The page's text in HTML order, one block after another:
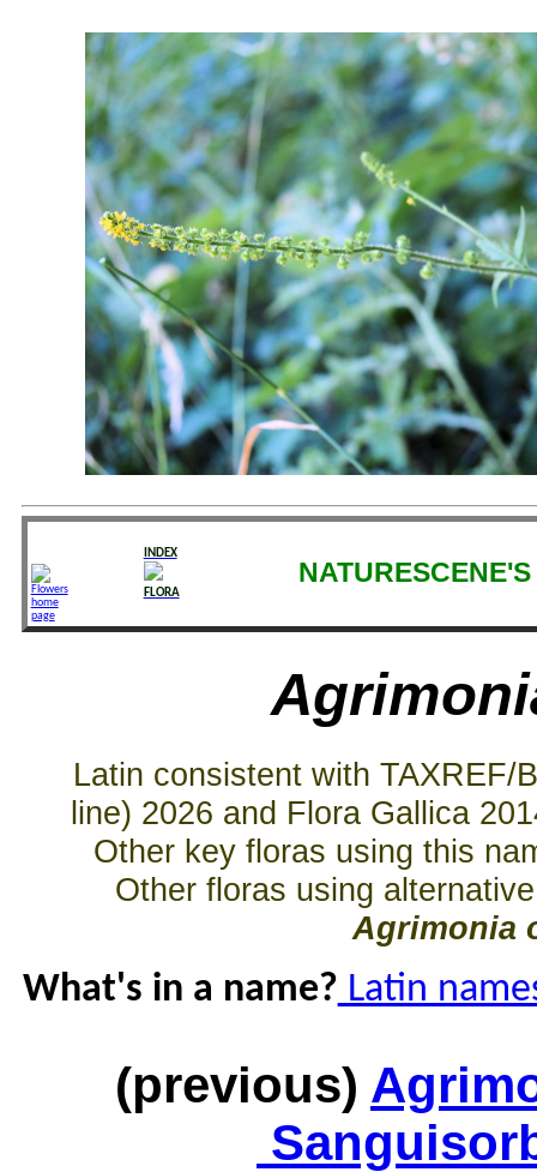
INDEX
FLORA
Latin consistent with TAXREF/
line) 2026 and Flora Gallica
Other key floras using this
Other floras using
Agrimonia
What's in a name? Latin
(previous)